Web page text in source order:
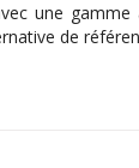
une gamme
de